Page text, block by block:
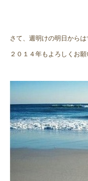
さて、週明けの明日からは
２０１４年もよろしくお願